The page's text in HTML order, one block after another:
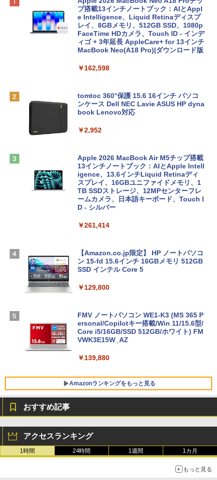
プ搭載13インチノートブック：AIとAppl
e Intelligence、Liquid Retinaディスプ
レイ、8GBメモリ、512GB SSD、1080p
FaceTime HDカメラ、Touch ID - インデ
ィゴ + 3年延長 AppleCare+ for 13インチ
MacBook Neo(A18 Pro)|ダウンロード版
￥162,598
tomtoc 360°保護 15.6 16インチ パソコ
ンケース Dell NEC Lavie ASUS HP dyna
book Lenovo対応
￥2,952
Apple 2026 MacBook Air M5チップ搭載
13インチノートブック：AIとApple Intell
igence、13.6インチLiquid Retinaディ
スプレイ、16GBユニファイドメモリ、1
TB SSDストレージ、12MPセンターフレ
ームカメラ、日本語キーボード、Touch I
D - シルバー
￥261,414
【Amazon.co.jp限定】 HP ノートパソコ
ン 15-fd 15.6インチ 16GBメモリ 512GB
SSD インテル Core 5
￥129,800
FMV ノートパソコン WE1-K3 (MS 365 P
ersonal/Copilotキー搭載/Win 11/15.6型/
Core i5/16GB/SSD 512GB/ホワイト) FM
VWK3E15W_AZ
￥139,880
Amazonランキングをもっと見る
定バーチャルアイテムを含む】 【オンラ
インゲームコード】 ロブロックス | オン
ラインコード版
￥1,766
ンチディスプレイ、色調調節ライト、12
週間持続バッテリー、広告なし、ブラッ
ク
おすすめ記事
アクセスランキング
1時間 24時間 1週間 1カ月
もっと見る